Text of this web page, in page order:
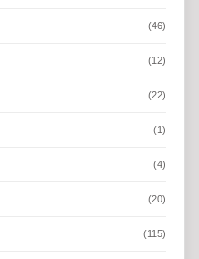
(46)
(12)
(22)
(1)
(4)
(20)
(115)